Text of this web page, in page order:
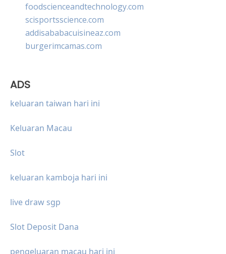
foodscienceandtechnology.com
scisportsscience.com
addisababacuisineaz.com
burgerimcamas.com
ADS
keluaran taiwan hari ini
Keluaran Macau
Slot
keluaran kamboja hari ini
live draw sgp
Slot Deposit Dana
pengeluaran macau hari ini